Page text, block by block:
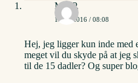
Mai P.
15/01/2016 / 08:08
Hej, jeg ligger kun inde med
meget vil du skyde på at jeg
til de 15 dadler? Og super